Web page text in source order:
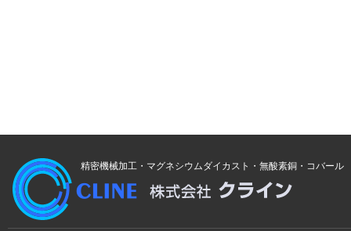
精密機械加工・マグネシウムダイカスト・無酸素銅・コバール